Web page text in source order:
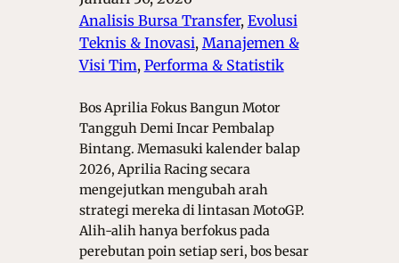
Analisis Bursa Transfer, Evolusi
Teknis & Inovasi, Manajemen &
Visi Tim, Performa & Statistik
Bos Aprilia Fokus Bangun Motor
Tangguh Demi Incar Pembalap
Bintang. Memasuki kalender balap
2026, Aprilia Racing secara
mengejutkan mengubah arah
strategi mereka di lintasan MotoGP.
Alih-alih hanya berfokus pada
perebutan poin setiap seri, bos besar